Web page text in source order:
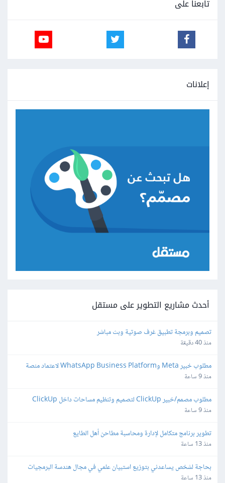
تابعنا على
إعلانات
أحدث مشاريع التطوير على مستقل
تصميم وبرمجة تطبيق غرف صوتية وبث مباشر
منذ 40 دقيقة
واتساب
منذ 9 ساعة
مطلوب مصمم/خبير ClickUp لتصميم وتنظيم مساحات داخل ClickUp
منذ 9 ساعة
تطوير برنامج متكامل لإدارة ومحاسبة مطاحن أهل الطايع
منذ 13 ساعة
بحاجة لشخص يساعدني بتوزيع استبيان علمي في مجال هندسة البرمجيات
منذ 13 ساعة